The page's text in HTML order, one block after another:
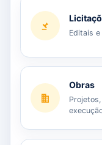
Editais
Obras